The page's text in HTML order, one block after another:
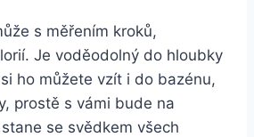
s měřením kroků,
Je voděodolný do hloubky
ho můžete vzít i do bazénu,
prostě s vámi bude na
se svědkem všech